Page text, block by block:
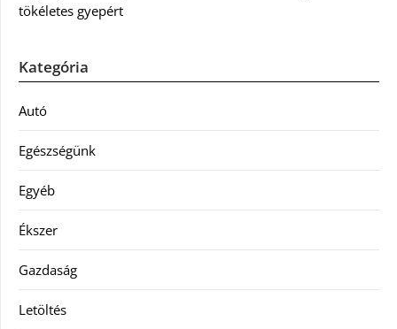
tökéletes gyepért
Kategória
Autó
Egészségünk
Egyéb
Ékszer
Gazdaság
Letöltés